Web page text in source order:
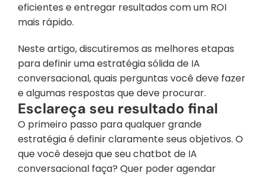
eficientes e entregar resultados com um ROI
mais rápido.
Neste artigo, discutiremos as melhores etapas
para definir uma estratégia sólida de IA
conversacional, quais perguntas você deve fazer
e algumas respostas que deve procurar.
Esclareça seu resultado final
O primeiro passo para qualquer grande
estratégia é definir claramente seus objetivos. O
que você deseja que seu chatbot de IA
conversacional faça? Quer poder agendar